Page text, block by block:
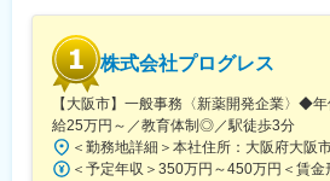
ム、CNS専門育成プログラムなどが
しています。
(2)プロジェクトマネジメント体制：
スーパーバイザーが日々の活動をフォ
や面談のほか、必要に応じて素早く
として結果を出せるように万全のサポ
(3)豊富なプロジェクト数、50社を超
業他社と比較しても、多くのプロジェ
株式会社プログレス
【大阪市】一般事務〈新薬開発企業〉◆
給25万円～／教育体制◎／駅徒歩3分